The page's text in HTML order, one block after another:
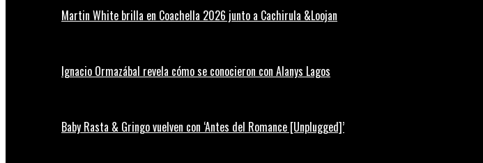
Martin White brilla en Coachella 2026 junto a Cachirula &Loojan
Ignacio Ormazábal revela cómo se conocieron con Alanys Lagos
Baby Rasta & Gringo vuelven con ‘Antes del Romance [Unplugged]’